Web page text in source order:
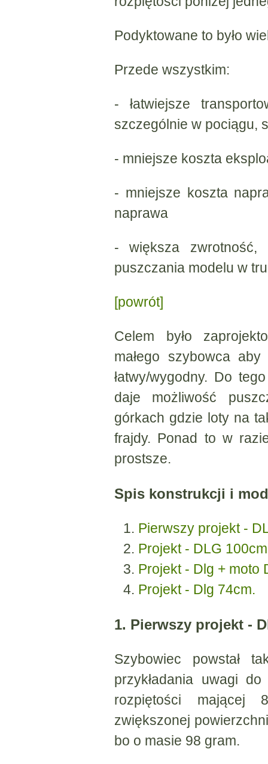
Podyktowane to było
Przede wszystkim:
- łatwiejsze
szczególnie w pociągu,
- mniejsze koszta
- mniejsze koszta
naprawa
- większa
puszczania modelu w
[powrót]
Celem było
małego szybowca
łatwy/wygodny. Do
daje możliwość
górkach gdzie loty na
frajdy. Ponad to w
prostsze.
Spis konstrukcji i
Pierwszy projekt -
Projekt - DLG
Projekt - Dlg + moto
Projekt - Dlg 74cm.
1. Pierwszy projekt -
Szybowiec powstał
przykładania uwagi
rozpiętości
zwiększonej
bo o masie 98 gram.